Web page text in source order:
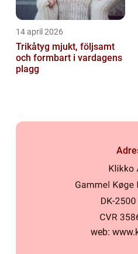
14 april 2026
Trikåtyg mjukt, följsamt
och formbart i vardagens
plagg
web: